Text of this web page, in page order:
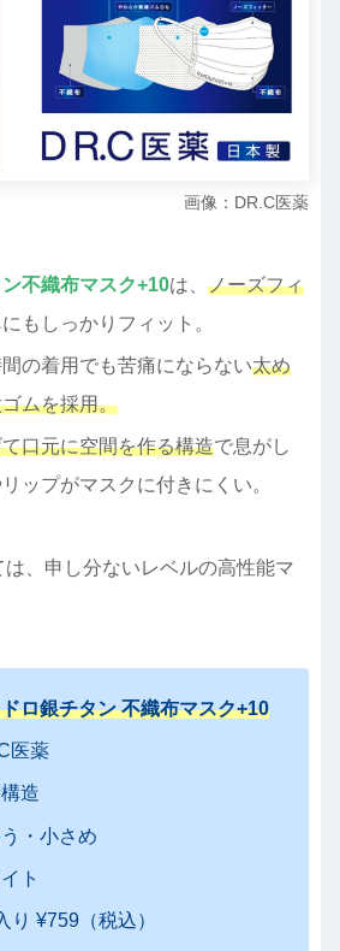
画像：DR.C医薬
不織布マスク+10は、ノーズフィ
もしっかりフィット。
の着用でも苦痛にならない太め
ムを採用。
口元に空間を作る構造で息がし
ップがマスクに付きにくい。
、申し分ないレベルの高性能マ
ロ銀チタン 不織布マスク+10
医薬
構造
・小さめ
ト
り ¥759（税込）